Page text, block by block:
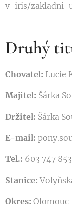
v-iris/zakladni-
Druhý
Chovatel: Lucie
Majitel: Šárka
Držitel: Šárka
E-mail:
Tel.: 603 747 853
Stanice:
Okres: Olomouc